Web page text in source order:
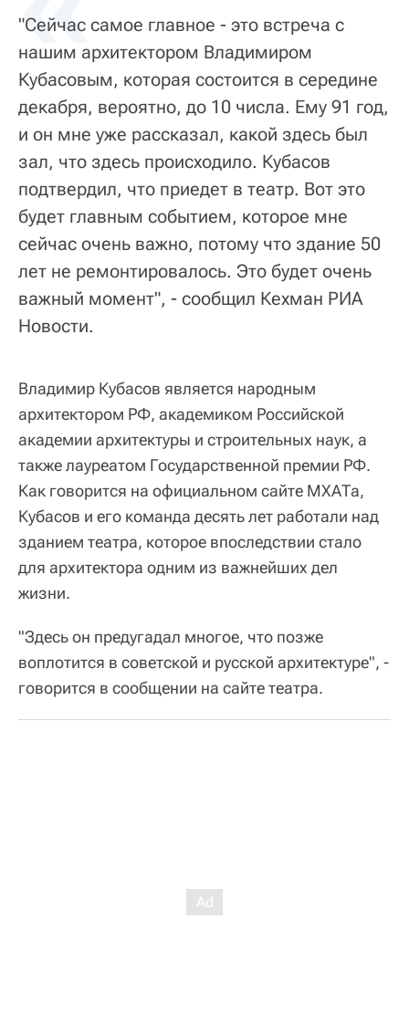
"Сейчас самое главное - это встреча с
нашим архитектором Владимиром
Кубасовым, которая состоится в середине
декабря, вероятно, до 10 числа. Ему 91 год,
и он мне уже рассказал, какой здесь был
зал, что здесь происходило. Кубасов
подтвердил, что приедет в театр. Вот это
будет главным событием, которое мне
сейчас очень важно, потому что здание 50
лет не ремонтировалось. Это будет очень
важный момент", - сообщил Кехман РИА
Новости.
Владимир Кубасов является народным
архитектором РФ, академиком Российской
академии архитектуры и строительных наук, а
также лауреатом Государственной премии РФ.
Как говорится на официальном сайте МХАТа,
Кубасов и его команда десять лет работали над
зданием театра, которое впоследствии стало
для архитектора одним из важнейших дел
жизни.
"Здесь он предугадал многое, что позже
воплотится в советской и русской архитектуре", -
говорится в сообщении на сайте театра.